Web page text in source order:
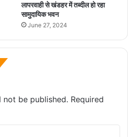
लापरवाही से खंडहर में तब्दील हो रहा
सामुदायिक भवन
June 27, 2024
not be published. Required